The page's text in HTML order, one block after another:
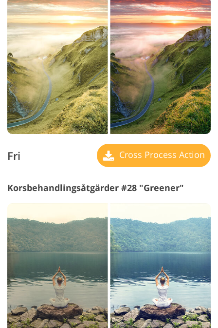
Fri Cross Process Action
Korsbehandlingsåtgärder #28 "Greener"